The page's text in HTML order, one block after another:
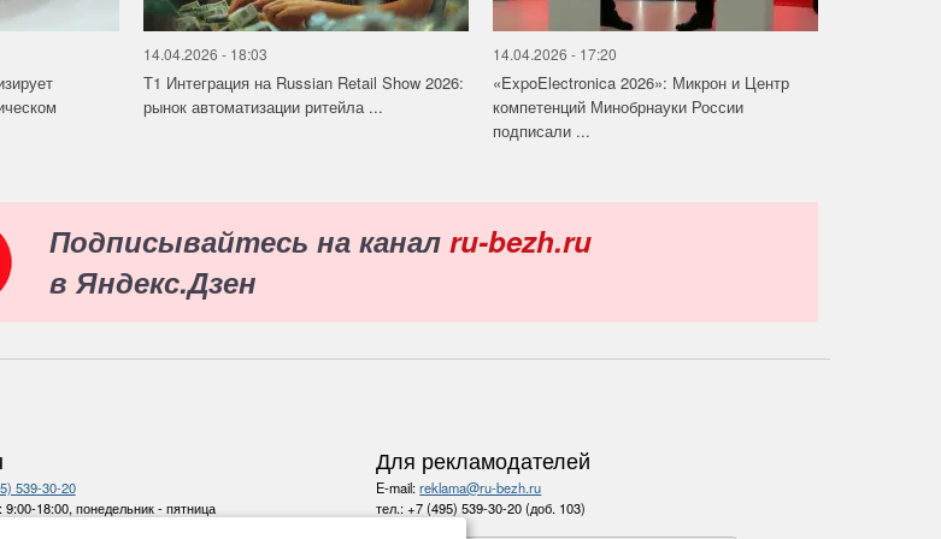
14.04.2026 - 18:03
Т1 Интеграция на Russian Retail Show 2026:
рынок автоматизации ритейла ...
14.04.2026 - 17:20
«ExpoElectronica 2026»: Микрон и Центр
компетенций Минобрнауки России
подписали ...
Подписывайтесь на канал ru-bezh.ru
в Яндекс.Дзен
539-30-20
9:00-18:00, понедельник - пятница
Для рекламодателей
E-mail:reklama@ru-bezh.ru
тел.:+7 (495) 539-30-20 (доб. 103)